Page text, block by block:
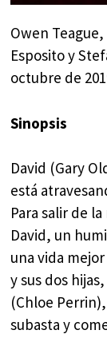
Owen
Esposito y
octubre de
Sinopsis
David (Gary
está
Para salir de
David, un
una vida
y sus dos
(Chloe
subasta y